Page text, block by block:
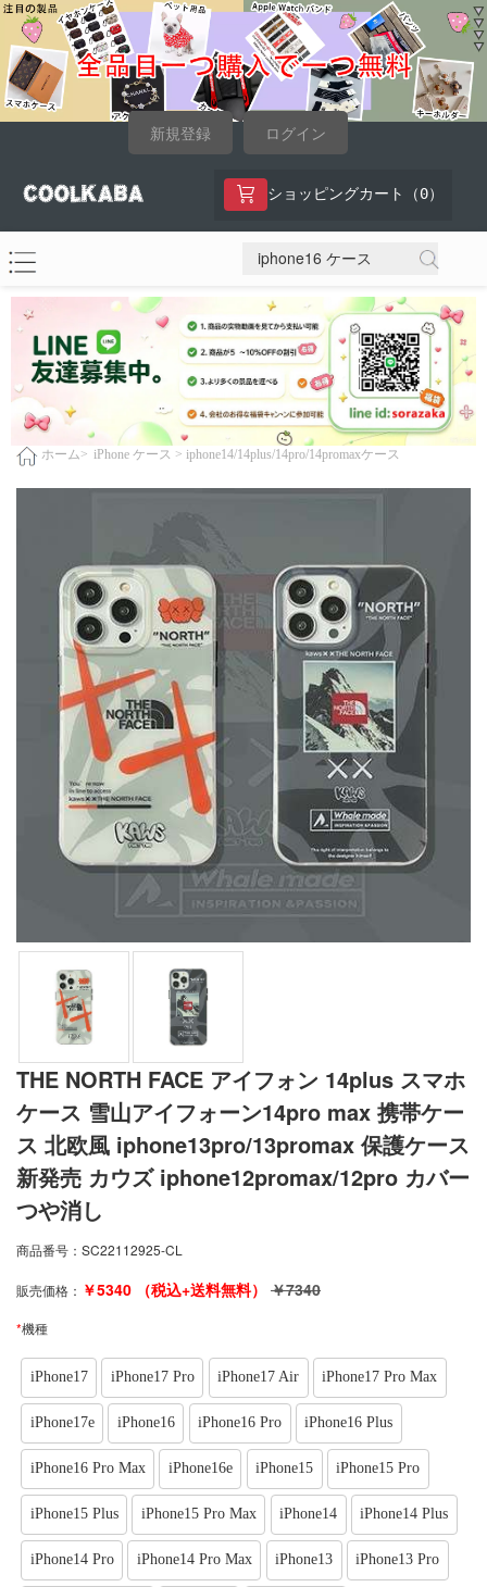
新規登録 ログイン
ショッピングカート（ 0）
ホーム> iPhone ケース > iphone14/14plus/14pro/14promaxケース
THE NORTH FACE アイフォン 14plus スマホ
ケース 雪山アイフォーン14pro max 携帯ケー
ス 北欧風 iphone13pro/13promax 保護ケース
新発売 カウズ iphone12promax/12pro カバー
つや消し
商品番号： SC22112925-CL
販売価格： ￥5340 （税込+送料無料） ￥7340
*機種
iPhone17 iPhone17 Pro iPhone17 Air iPhone17 Pro Max
iPhone17e iPhone16 iPhone16 Pro iPhone16 Plus
iPhone16 Pro Max iPhone16e iPhone15 iPhone15 Pro
iPhone15 Plus iPhone15 Pro Max iPhone14 iPhone14 Plus
iPhone14 Pro iPhone14 Pro Max iPhone13 iPhone13 Pro